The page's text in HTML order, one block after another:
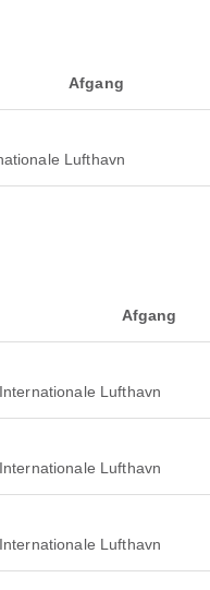
Afgang
Lufthavn
Afgang
Lufthavn
Lufthavn
Lufthavn